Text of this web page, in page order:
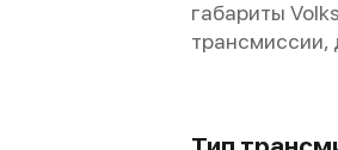
габариты
трансмиссии,